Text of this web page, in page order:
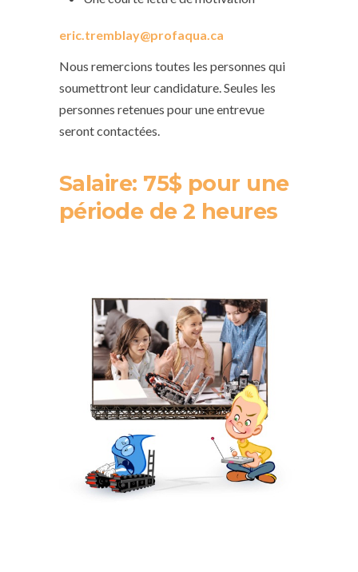
eric.tremblay@profaqua.ca
Nous remercions toutes les personnes qui
soumettront leur candidature. Seules les
personnes retenues pour une entrevue
seront contactées.
Salaire: 75$ pour une
période de 2 heures